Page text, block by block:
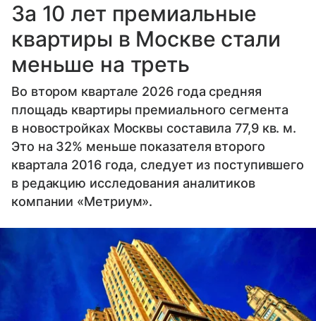
За 10 лет премиальные
квартиры в Москве стали
меньше на треть
Во втором квартале 2026 года средняя
площадь квартиры премиального сегмента
в новостройках Москвы составила 77,9 кв. м.
Это на 32% меньше показателя второго
квартала 2016 года, следует из поступившего
в редакцию исследования аналитиков
компании «Метриум».